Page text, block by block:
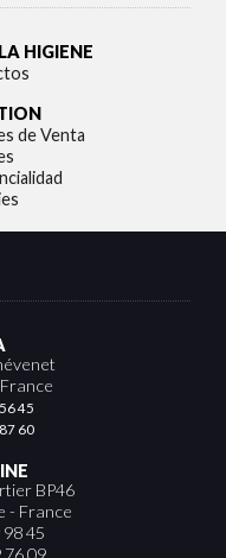
HIGIENE
de Venta
45
60
BP46
- France
98 45
76 09